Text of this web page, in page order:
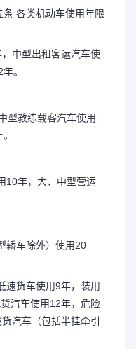
条 各类机动车使用年限
中型出租客运汽车使
。
型教练载客汽车使用
10年，大、中型营运
轿车除外）使用20
速货车使用9年，装用
汽车使用12年，危险
汽车（包括半挂牵引